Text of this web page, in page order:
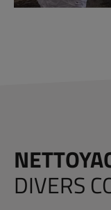
DIVERS